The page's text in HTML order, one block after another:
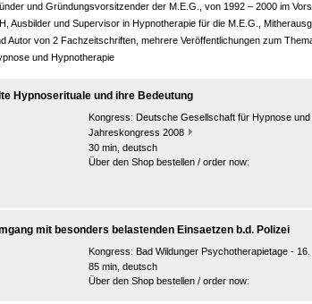
und Gründungsvorsitzender der M.E.G., von 1992 – 2000 im
Ausbilder und Supervisor in Hypnotherapie für die M.E.G.,
Autor von 2 Fachzeitschriften, mehrere Veröffentlichungen zum
und Hypnotherapie
Hypnoserituale und ihre Bedeutung
Kongress: Deutsche Gesellschaft für Hypnose
Jahreskongress 2008
30 min, deutsch
Über den Shop bestellen / order now:
mit besonders belastenden Einsaetzen b.d. Polizei
Kongress: Bad Wildunger Psychotherapietage - 16.
85 min, deutsch
Über den Shop bestellen / order now: